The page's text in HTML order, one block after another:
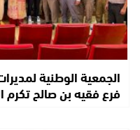
الجمعية الوطنية
فرع فقيه بن صالح تكرم